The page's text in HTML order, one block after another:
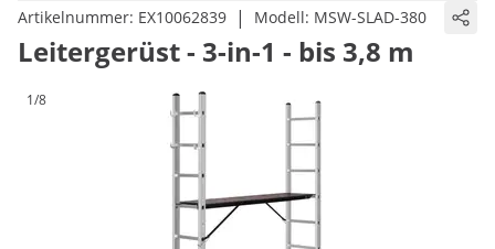
Artikelnummer: EX10062839 | Modell: MSW-SLAD-380
Leitergerüst - 3-in-1 - bis 3,8 m
1/8